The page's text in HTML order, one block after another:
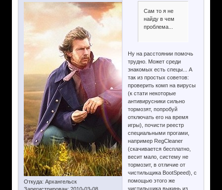
Откуда: Архангельск
Сам то я не
найду в чем
проблема...
Ну на расстоянии помочь
трудно. Может среди
знакомых есть спецы... А
так из простых советов:
проверить комп на вирусы
(к стати некоторые
антивирусники сильно
тормозят, попробуй
отключать его на время
игры), почисти реестр
специальными прогами,
например RegCleaner
(скачивается бесплатно,
весит мало, систему не
тормозит, в отличие от
чистильщика BootSpeed), с
помощью этого же
чистильщика выкинь из